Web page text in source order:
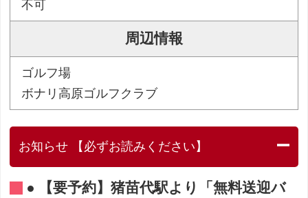
不可
周辺情報
ゴルフ場
ボナリ高原ゴルフクラブ
お知らせ 【必ずお読みください】
● 【要予約】猪苗代駅より「無料送迎バ